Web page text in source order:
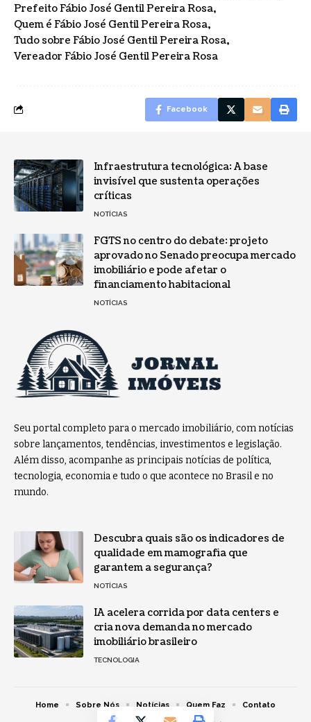
Prefeito Fábio José Gentil Pereira Rosa
Quem é Fábio José Gentil Pereira Rosa
Tudo sobre Fábio José Gentil Pereira Rosa
Vereador Fábio José Gentil Pereira Rosa
Facebook
Infraestrutura tecnológica: A base
invisível que sustenta operações
críticas
NOTÍCIAS
FGTS no centro do debate: projeto
aprovado no Senado preocupa mercado
imobiliário e pode afetar o
financiamento habitacional
NOTÍCIAS
Seu portal completo para o mercado imobiliário, com notícias
sobre lançamentos, tendências, investimentos e legislação.
Além disso, acompanhe as principais notícias de política,
tecnologia, economia e tudo o que acontece no Brasil e no
mundo.
Descubra quais são os indicadores de
qualidade em mamografia que
garantem a segurança?
NOTÍCIAS
IA acelera corrida por data centers e
cria nova demanda no mercado
imobiliário brasileiro
TECNOLOGIA
Home Sobre Nós Notícias Quem Faz Contato